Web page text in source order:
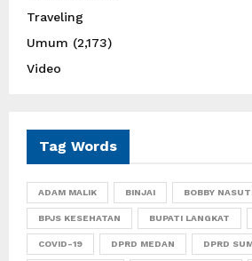
Traveling
Umum (2,173)
Video
Tag Words
ADAM MALIK BINJAI BOBBY
BPJS KESEHATAN BUPATI LANGKAT
COVID-19 DPRD MEDAN DPRD